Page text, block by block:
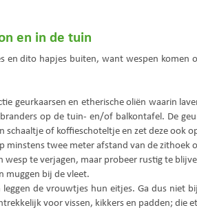
en in de tuin
en dito hapjes buiten, want wespen
geurkaarsen en etherische oliën waarin
op de tuin- en/of balkontafel. De
schaaltje of koffieschoteltje en zet deze ook
minstens twee meter afstand van de zithoek
wesp te verjagen, maar probeer rustig te
muggen bij de vleet.
de vrouwtjes hun eitjes. Ga dus
voor vissen, kikkers en padden; die